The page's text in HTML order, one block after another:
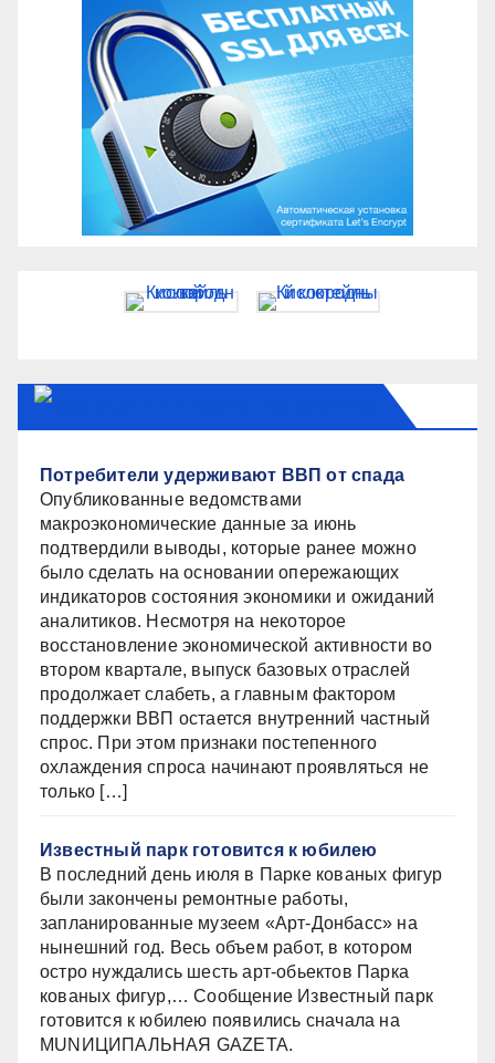
Потребители удерживают ВВП от спада
Опубликованные ведомствами
макроэкономические данные за июнь
подтвердили выводы, которые ранее можно
было сделать на основании опережающих
индикаторов состояния экономики и ожиданий
аналитиков. Несмотря на некоторое
восстановление экономической активности во
втором квартале, выпуск базовых отраслей
продолжает слабеть, а главным фактором
поддержки ВВП остается внутренний частный
спрос. При этом признаки постепенного
охлаждения спроса начинают проявляться не
только […]
Известный парк готовится к юбилею
В последний день июля в Парке кованых фигур
были закончены ремонтные работы,
запланированные музеем «Арт-Донбасс» на
нынешний год. Весь объем работ, в котором
остро нуждались шесть арт-обьектов Парка
кованых фигур,… Сообщение Известный парк
готовится к юбилею появились сначала на
MUNИЦИПАЛЬНАЯ GAZЕТА.